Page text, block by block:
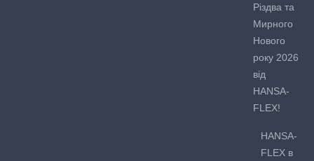
Різдва та
Мирного
Нового
року 2026
від
HANSA-
FLEX!
HANSA-
FLEX в